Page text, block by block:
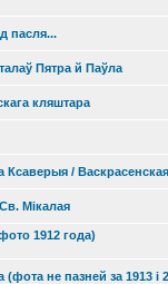
пасля...
Пятра й Паўла
кляштара
/
Мiкалая
1912 года)
не пазней за 1913 і